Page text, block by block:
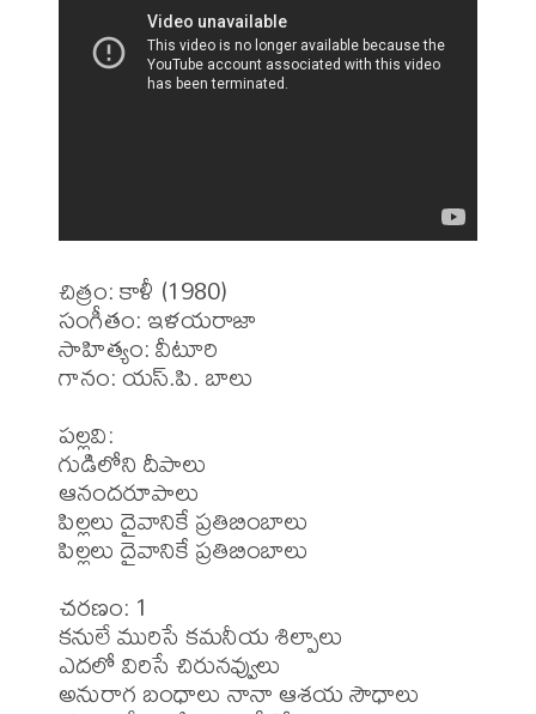
చిత్రం: కాళీ (1980)
సంగీతం: ఇళయరాజా
సాహిత్యం: వీటూరి
గానం: యస్.పి. బాలు
పల్లవి:
గుడిలోని దీపాలు
ఆనందరూపాలు
పిల్లలు దైవానికే ప్రతిబింబాలు
పిల్లలు దైవానికే ప్రతిబింబాలు
చరణం: 1
కనులే మురిసే కమనీయ శిల్పాలు
ఎదలో విరిసే చిరునవ్వులు
అనురాగ బంధాలు నానా ఆశయ సౌధాలు